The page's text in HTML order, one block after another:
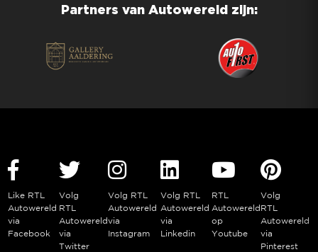
Partners van Autowereld zijn:
Like RTL
Autowereld
via
Facebook
Volg
RTL
Autowereld
via
Twitter
Volg RTL
Autowereld
via
Instagram
Volg RTL
Autowereld
via
Linkedin
RTL
Autowereld
op
Youtube
Volg
RTL
Autowereld
via
Pinterest